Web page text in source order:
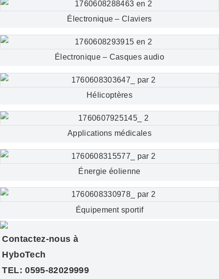
Électronique – Claviers
Électronique – Casques audio
Hélicoptères
Applications médicales
Énergie éolienne
Équipement sportif
Contactez-nous à
HyboTech
TEL: 0595-82029999